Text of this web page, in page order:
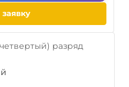
разряд